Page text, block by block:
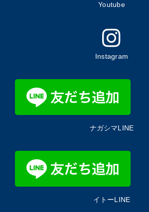
Youtube
Instagram
ナガシマLINE
イトーLINE